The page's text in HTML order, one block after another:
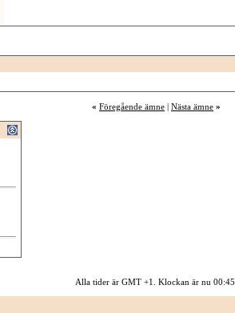
« Föregående ämne | Nästa ämne »
Alla tider är GMT +1. Klockan är nu 00:45